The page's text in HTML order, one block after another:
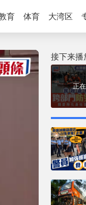
育 体育 大湾区
接下来播
正